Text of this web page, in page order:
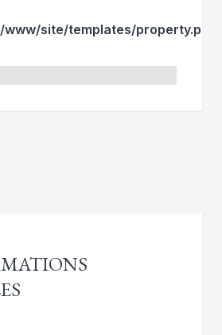
site/templates/property.php